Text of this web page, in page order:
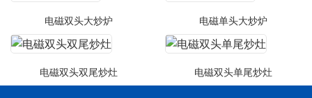
电磁双头大炒炉 电磁单头大炒炉
电磁双头双尾炒灶 电磁双头单尾炒灶